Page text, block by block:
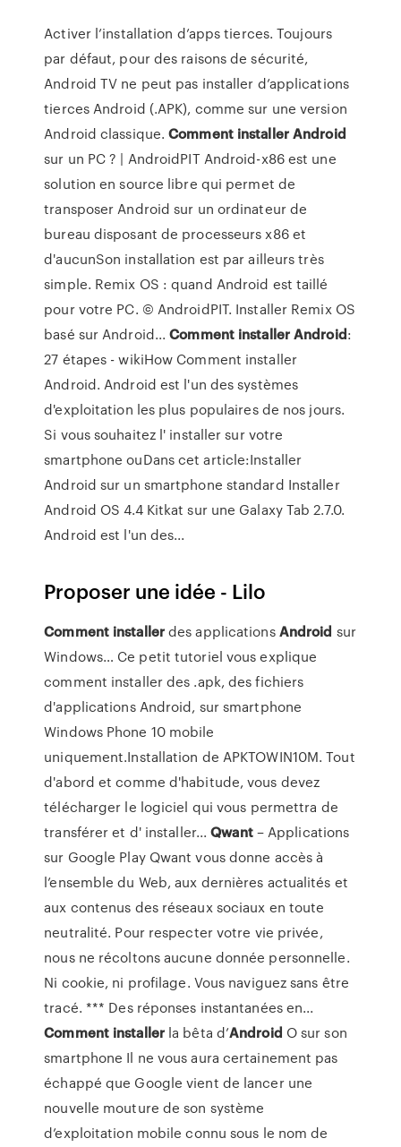
Activer l’installation d’apps tierces. Toujours
par défaut, pour des raisons de sécurité,
Android TV ne peut pas installer d’applications
tierces Android (.APK), comme sur une version
Android classique.Comment installerAndroid
sur un PC ? | AndroidPIT Android-x86 est une
solution en source libre qui permet de
transposer Android sur un ordinateur de
bureau disposant de processeurs x86 et
d'aucunSon installation est par ailleurs très
simple. Remix OS : quand Android est taillé
pour votre PC. © AndroidPIT. Installer Remix OS
basé sur Android...Comment installerAndroid:
27 étapes - wikiHow Comment installer
Android. Android est l'un des systèmes
d'exploitation les plus populaires de nos jours.
Si vous souhaitez l' installer sur votre
smartphone ouDans cet article:Installer
Android sur un smartphone standard Installer
Android OS 4.4 Kitkat sur une Galaxy Tab 2.7.0.
Android est l'un des...
Proposer une idée - Lilo
Comment installerdes applicationsAndroid sur
Windows… Ce petit tutoriel vous explique
comment installer des .apk, des fichiers
d'applications Android, sur smartphone
Windows Phone 10 mobile
uniquement.Installation de APKTOWIN10M. Tout
d'abord et comme d'habitude, vous devez
télécharger le logiciel qui vous permettra de
transférer et d' installer...Qwant– Applications
sur Google Play Qwant vous donne accès à
l’ensemble du Web, aux dernières actualités et
aux contenus des réseaux sociaux en toute
neutralité. Pour respecter votre vie privée,
nous ne récoltons aucune donnée personnelle.
Ni cookie, ni profilage. Vous naviguez sans être
tracé. *** Des réponses instantanées en...
Comment installerla bêta d’Android O sur son
smartphone Il ne vous aura certainement pas
échappé que Google vient de lancer une
nouvelle mouture de son système
d’exploitation mobile connu sous le nom de